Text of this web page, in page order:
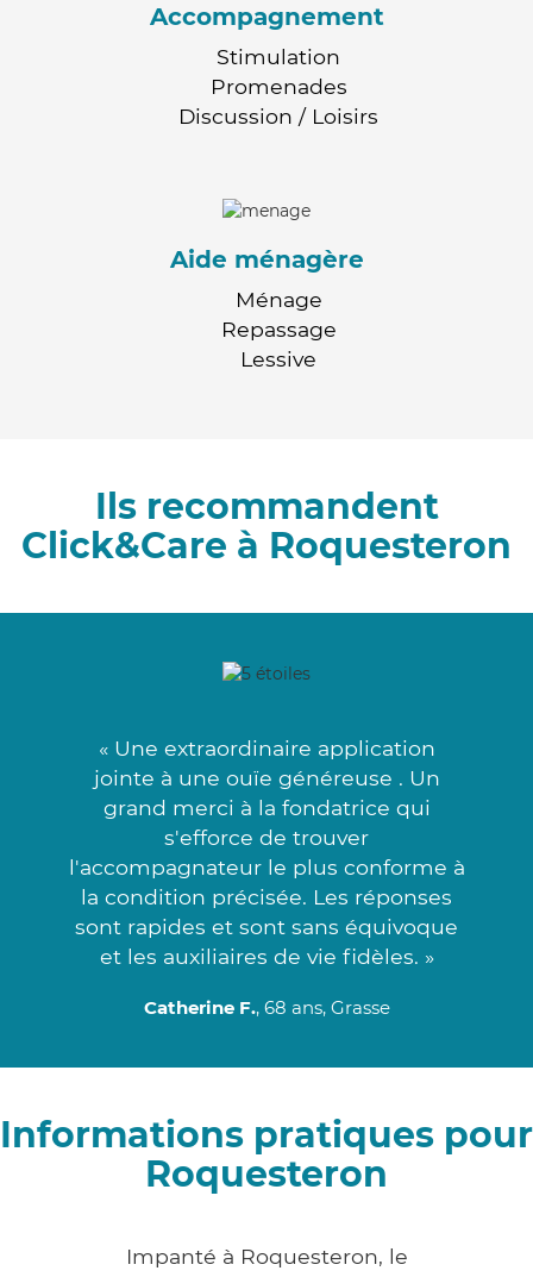
Accompagnement
Stimulation
Promenades
Discussion / Loisirs
Aide ménagère
Ménage
Repassage
Lessive
Ils recommandent
Click&Care à Roquesteron
« Une extraordinaire application
jointe à une ouïe généreuse . Un
grand merci à la fondatrice qui
s'efforce de trouver
l'accompagnateur le plus conforme à
la condition précisée. Les réponses
sont rapides et sont sans équivoque
et les auxiliaires de vie fidèles. »
Catherine F., 68 ans, Grasse
Informations pratiques pour
Roquesteron
Impanté à Roquesteron, le